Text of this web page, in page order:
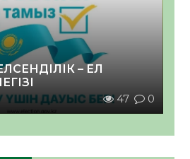
– ЕЛ
47 0